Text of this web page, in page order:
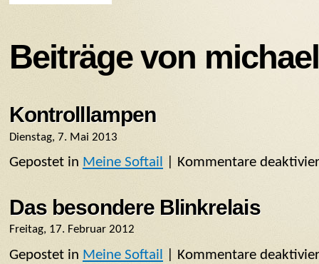
Beiträge von michael
Kontrolllampen
Dienstag, 7. Mai 2013
Gepostet in Meine Softail Kommentare
Das besondere Blinkrelais
Freitag, 17. Februar 2012
Gepostet in Meine Softail Kommentare